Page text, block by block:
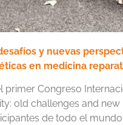
y nuevas
en medicina
primer Congreso
old challenges and
de todo el